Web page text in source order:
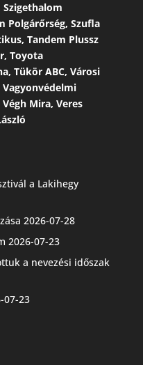
Szigethalom
Polgárőrség, Szufla
Tandem Plussz
Toyota
Tükör ABC, Városi
Vagyonvédelmi
Mira, Veres
a Lakihegy
2026-07-28
2026-07-23
a nevezési időszak
07-23